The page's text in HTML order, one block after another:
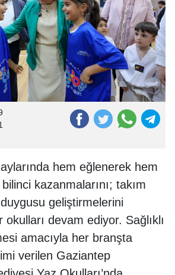
hem eğlenerek hem
kazanmalarını; takım
geliştirmelerini
devam ediyor. Sağlıklı
amacıyla her branşta
verilen Gaziantep